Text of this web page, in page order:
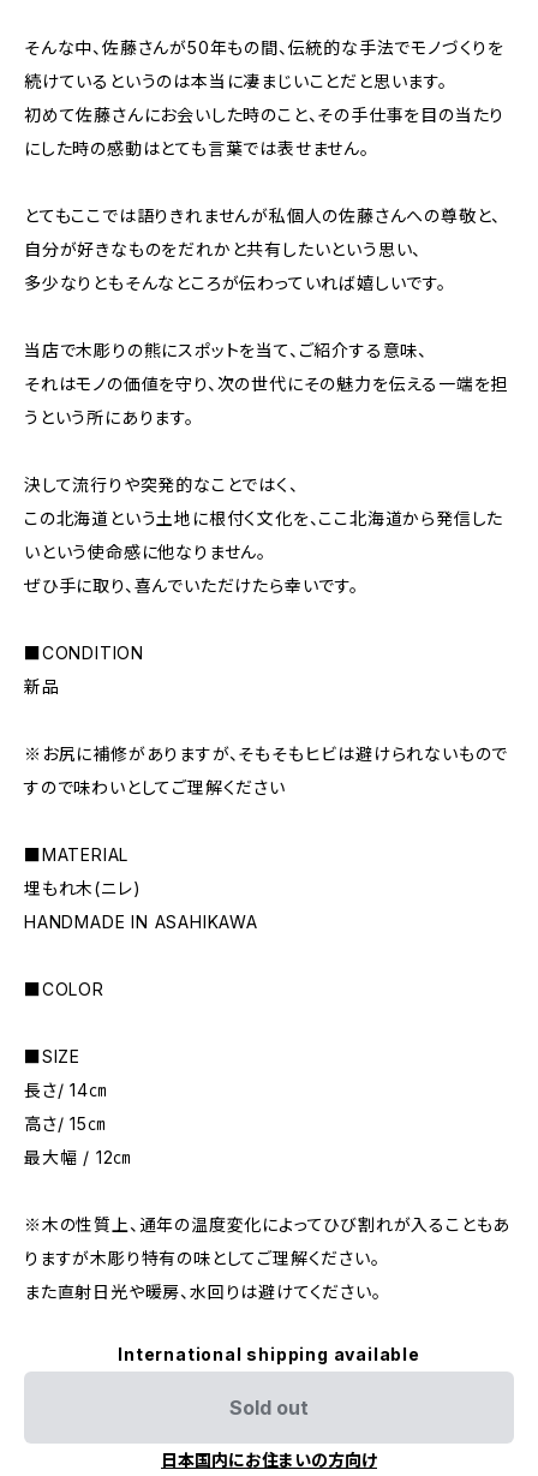
そんな中、佐藤さんが50年もの間、伝統的な手法でモノづくりを
続けているというのは本当に凄まじいことだと思います。
初めて佐藤さんにお会いした時のこと、その手仕事を目の当たり
にした時の感動はとても言葉では表せません。
とてもここでは語りきれませんが私個人の佐藤さんへの尊敬と、
自分が好きなものをだれかと共有したいという思い、
多少なりともそんなところが伝わっていれば嬉しいです。
当店で木彫りの熊にスポットを当て、ご紹介する意味、
それはモノの価値を守り、次の世代にその魅力を伝える一端を担
うという所にあります。
決して流行りや突発的なことではく、
この北海道という土地に根付く文化を、ここ北海道から発信した
いという使命感に他なりません。
ぜひ手に取り、喜んでいただけたら幸いです。
■CONDITION
新品
※お尻に補修がありますが、そもそもヒビは避けられないもので
すので味わいとしてご理解ください
■MATERIAL
埋もれ木(ニレ)
HANDMADE IN ASAHIKAWA
■COLOR
■SIZE
長さ/ 14㎝
高さ/ 15㎝
最大幅 / 12㎝
※木の性質上、通年の温度変化によってひび割れが入ることもあ
りますが木彫り特有の味としてご理解ください。
また直射日光や暖房、水回りは避けてください。
International shipping available
Sold out
日本国内にお住まいの方向け